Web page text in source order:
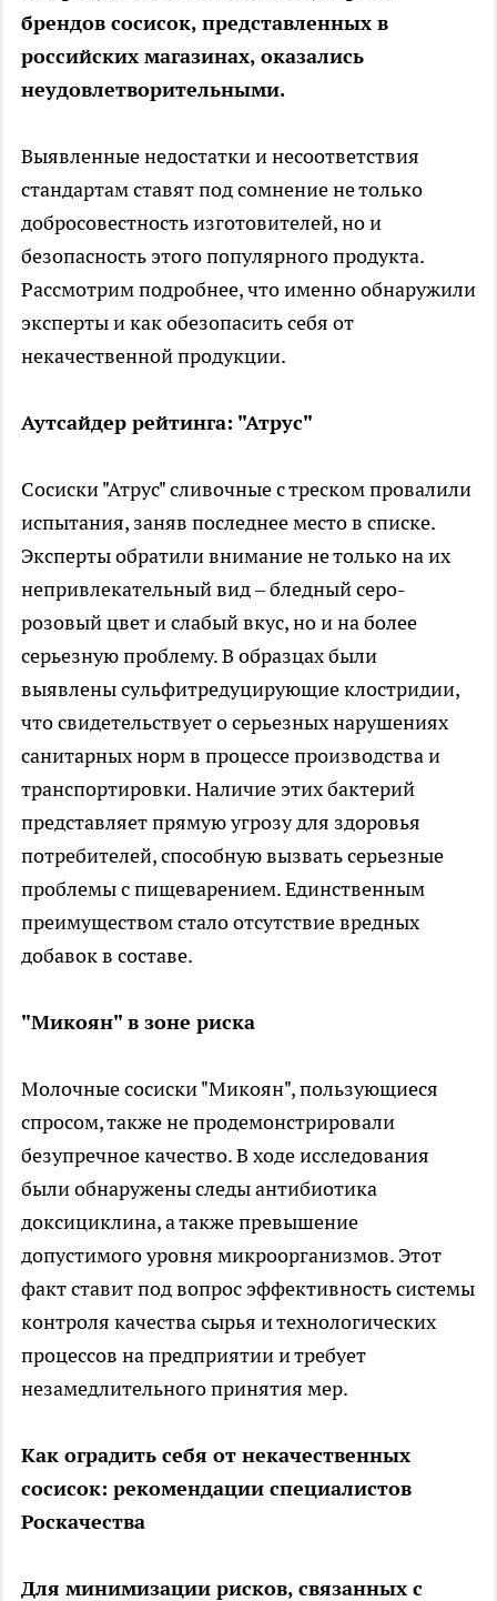
брендов сосисок, представленных в
российских магазинах, оказались
неудовлетворительными.
Выявленные недостатки и несоответствия
стандартам ставят под сомнение не только
добросовестность изготовителей, но и
безопасность этого популярного продукта.
Рассмотрим подробнее, что именно обнаружили
эксперты и как обезопасить себя от
некачественной продукции.
Аутсайдер рейтинга: "Атрус"
Сосиски "Атрус" сливочные с треском провалили
испытания, заняв последнее место в списке.
Эксперты обратили внимание не только на их
непривлекательный вид – бледный серо-
розовый цвет и слабый вкус, но и на более
серьезную проблему. В образцах были
выявлены сульфитредуцирующие клостридии,
что свидетельствует о серьезных нарушениях
санитарных норм в процессе производства и
транспортировки. Наличие этих бактерий
представляет прямую угрозу для здоровья
потребителей, способную вызвать серьезные
проблемы с пищеварением. Единственным
преимуществом стало отсутствие вредных
добавок в составе.
"Микоян" в зоне риска
Молочные сосиски "Микоян", пользующиеся
спросом, также не продемонстрировали
безупречное качество. В ходе исследования
были обнаружены следы антибиотика
доксициклина, а также превышение
допустимого уровня микроорганизмов. Этот
факт ставит под вопрос эффективность системы
контроля качества сырья и технологических
процессов на предприятии и требует
незамедлительного принятия мер.
Как оградить себя от некачественных
сосисок: рекомендации специалистов
Роскачества
Для минимизации рисков, связанных с